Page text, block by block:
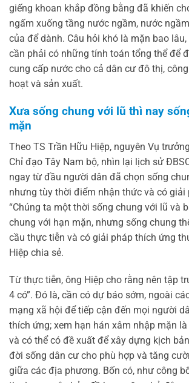
giếng khoan khắp đồng bằng đã khiến
ngấm xuống tầng nước ngầm, nước
của để dành. Câu hỏi khó là mặn bao
cần phải có những tính toán tổng thể để
cung cấp nước cho cả dân cư đô thị,
hoạt và sản xuất.
Xưa sống chung với lũ thì nay
mặn
Theo TS Trần Hữu Hiệp, nguyên Vụ
Chỉ đạo Tây Nam bộ, nhìn lại lịch sử
ngay từ đầu người dân đã chọn sống
nhưng tùy thời điểm nhận thức và có giải
“Chúng ta một thời sống chung với lũ và
chung với hạn mặn, nhưng sống chung
cầu thực tiễn và có giải pháp thích ứng
Hiệp chia sẻ.
Từ thực tiễn, ông Hiệp cho rằng nên tập
4 có”. Đó là, cần có dự báo sớm, ngoài
mạng xã hội để tiếp cận đến mọi người
thích ứng; xem hạn hán xâm nhập mặn
và có thể có đề xuất để xây dựng kịch
đời sống dân cư cho phù hợp và tăng
giữa các địa phương. Bốn có, như công